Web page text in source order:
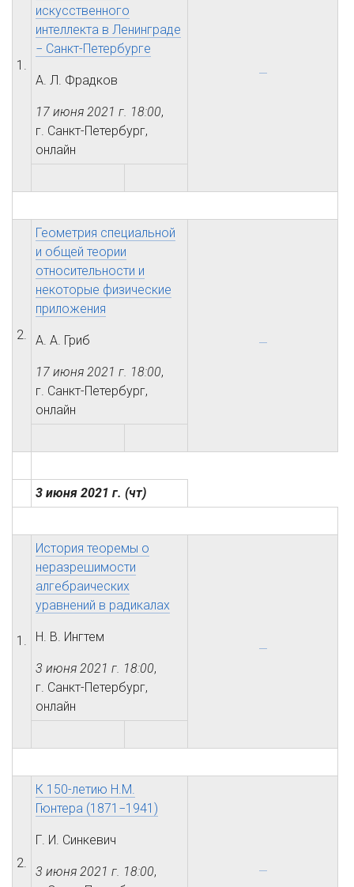
1.
искусственного
интеллекта в Ленинграде
− Санкт-Петербурге
А. Л. Фрадков
17 июня 2021 г. 18:00,
г. Санкт-Петербург,
онлайн
2.
Геометрия специальной
и общей теории
относительности и
некоторые физические
приложения
А. А. Гриб
17 июня 2021 г. 18:00,
г. Санкт-Петербург,
онлайн
3 июня 2021 г. (чт)
1.
История теоремы о
неразрешимости
алгебраических
уравнений в радикалах
Н. В. Ингтем
3 июня 2021 г. 18:00,
г. Санкт-Петербург,
онлайн
2.
К 150-летию Н.М.
Гюнтера (1871−1941)
Г. И. Синкевич
3 июня 2021 г. 18:00,